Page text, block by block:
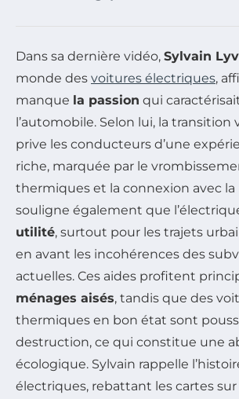
Dans sa dernière vidéo, Sylvain
monde des voitures électriques,
manque la passion qui
l’automobile. Selon lui, la transition
prive les conducteurs d’une
riche, marquée par le
thermiques et la connexion avec la
souligne également que
utilité, surtout pour les trajets
en avant les incohérences des
actuelles. Ces aides profitent
ménages aisés, tandis que des
thermiques en bon état sont
destruction, ce qui constitue une
écologique. Sylvain rappelle
électriques, rebattant les cartes